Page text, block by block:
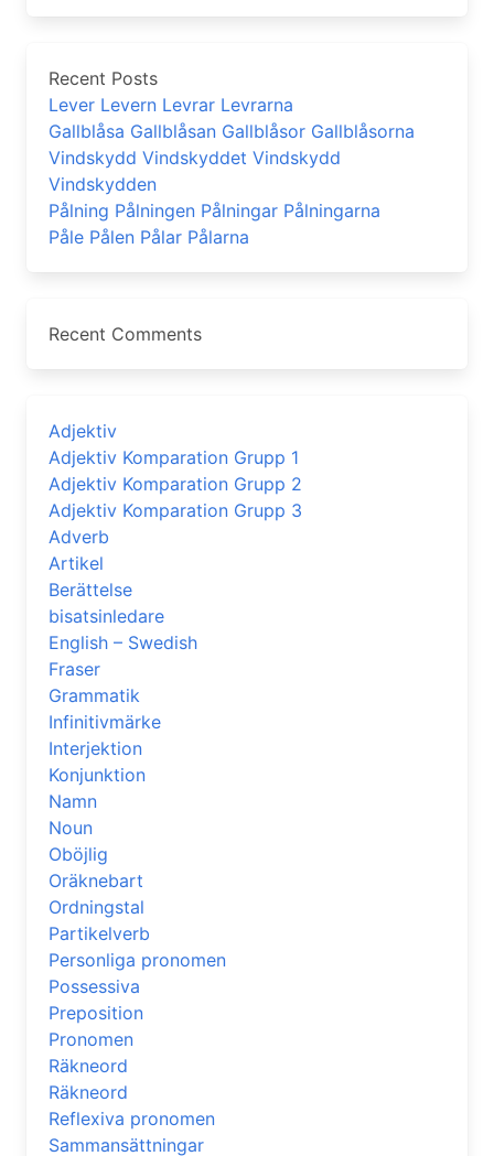
Recent Posts
Lever Levern Levrar Levrarna
Gallblåsa Gallblåsan Gallblåsor Gallblåsorna
Vindskydd Vindskyddet Vindskydd
Vindskydden
Pålning Pålningen Pålningar Pålningarna
Påle Pålen Pålar Pålarna
Recent Comments
Adjektiv
Adjektiv Komparation Grupp 1
Adjektiv Komparation Grupp 2
Adjektiv Komparation Grupp 3
Adverb
Artikel
Berättelse
bisatsinledare
English – Swedish
Fraser
Grammatik
Infinitivmärke
Interjektion
Konjunktion
Namn
Noun
Oböjlig
Oräknebart
Ordningstal
Partikelverb
Personliga pronomen
Possessiva
Preposition
Pronomen
Räkneord
Räkneord
Reflexiva pronomen
Sammansättningar